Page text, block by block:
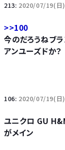
213: 2020/07/19(日
>>100
今のだろうねブ
アンユーズドか？
106: 2020/07/19(日
ユニクロ GU
がメイン